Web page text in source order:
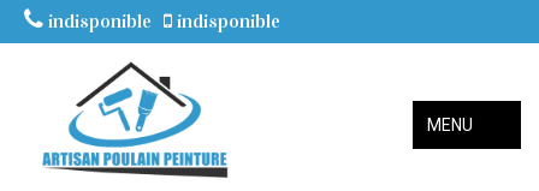
indisponible indisponible
MENU